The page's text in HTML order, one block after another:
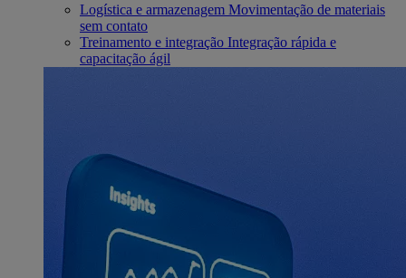
Logística e armazenagem Movimentação de materiais
sem contato
Treinamento e integração Integração rápida e
capacitação ágil